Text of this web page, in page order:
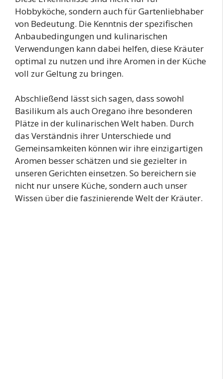
Hobbyköche, sondern auch für Gartenliebhaber
von Bedeutung. Die Kenntnis der spezifischen
Anbaubedingungen und kulinarischen
Verwendungen kann dabei helfen, diese Kräuter
optimal zu nutzen und ihre Aromen in der Küche
voll zur Geltung zu bringen.
Abschließend lässt sich sagen, dass sowohl
Basilikum als auch Oregano ihre besonderen
Plätze in der kulinarischen Welt haben. Durch
das Verständnis ihrer Unterschiede und
Gemeinsamkeiten können wir ihre einzigartigen
Aromen besser schätzen und sie gezielter in
unseren Gerichten einsetzen. So bereichern sie
nicht nur unsere Küche, sondern auch unser
Wissen über die faszinierende Welt der Kräuter.